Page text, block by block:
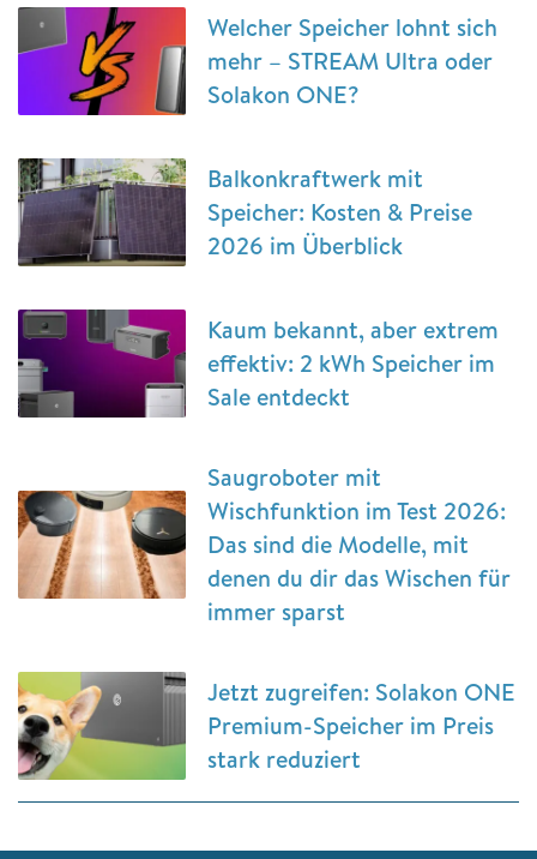
Welcher Speicher lohnt sich
mehr – STREAM Ultra oder
Solakon ONE?
Balkonkraftwerk mit
Speicher: Kosten & Preise
2026 im Überblick
Kaum bekannt, aber extrem
effektiv: 2 kWh Speicher im
Sale entdeckt
Saugroboter mit
Wischfunktion im Test 2026:
Das sind die Modelle, mit
denen du dir das Wischen für
immer sparst
Jetzt zugreifen: Solakon ONE
Premium-Speicher im Preis
stark reduziert